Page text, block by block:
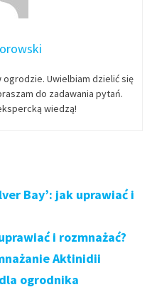
Uwielbiam dzielić się
do zadawania pytań.
wiedzą!
Bay’: jak uprawiać i
i rozmnażać?
Aktinidii
ogrodnika